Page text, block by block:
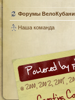
Форумы ВелоКубани
Наша команда